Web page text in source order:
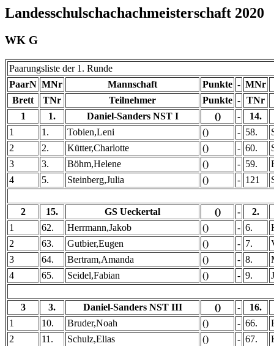
Landesschulschachachmeisterschaft 2020
WK G
Paarungsliste der 1. Runde
PaarN MNr Mannschaft Punkte - MNr
Brett
TNr Teilnehmer Punkte - TNr
1
1. Daniel-Sanders NST I () -
14.
1
1. Tobien,Leni () - 58.
2
2. Kütter,Charlotte () - 60.
3
3. Böhm,Helene () - 59.
4
5. Steinberg,Julia () - 121
2 15. GS Ueckertal () -
2.
1
62. Herrmann,Jakob () - 6.
2
63. Gutbier,Eugen () - 7.
3
64. Bertram,Amanda () - 8.
4
65. Seidel,Fabian () - 9.
3 3. Daniel-Sanders NST III () -
16.
1
10. Bruder,Noah () - 66.
2
11. Schulz,Elias () - 67.